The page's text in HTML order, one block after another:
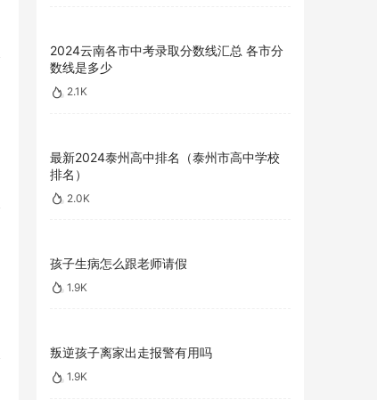
2024云南各市中考录取分数线汇总 各市分
数线是多少
2.1K
最新2024泰州高中排名（泰州市高中学校
排名）
2.0K
孩子生病怎么跟老师请假
1.9K
叛逆孩子离家出走报警有用吗
1.9K